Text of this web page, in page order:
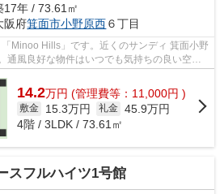
17年 / 73.61㎡
阪府箕面市小野原西６丁目
Minoo Hills」です。近くのサンディ 箕面小野
通風良好な物件はいつでも気持ちの良い空間
14.2万円 (管理費等：11,000円 )
敷金 15.3万円 礼金 45.9万円
4階 / 3LDK / 73.61㎡
スフルハイツ1号館